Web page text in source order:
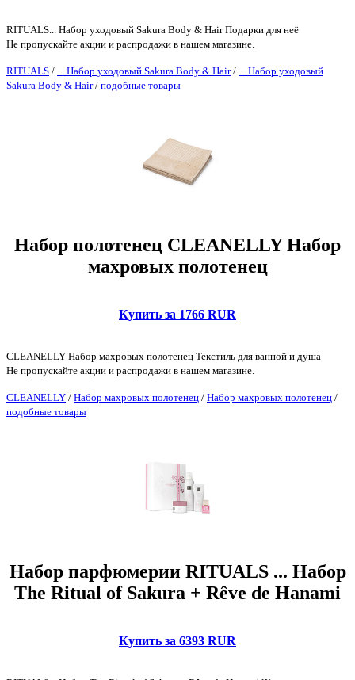
RITUALS... Набор уходовый Sakura Body & Hair Подарки для неё
Не пропускайте акции и распродажи в нашем магазине.
RITUALS / ... Набор уходовый Sakura Body & Hair/ ... Набор уходовый
Sakura Body & Hair/ подобные товары
Набор полотенец CLEANELLY Набор
махровых полотенец
Купить за 1766 RUR
CLEANELLY Набор махровых полотенец Текстиль для ванной и душа
Не пропускайте акции и распродажи в нашем магазине.
CLEANELLY / Набор махровых полотенец / Набор махровых полотенец /
подобные товары
Набор парфюмерии RITUALS ... Набор
The Ritual of Sakura + Rêve de Hanami
Купить за 6393 RUR